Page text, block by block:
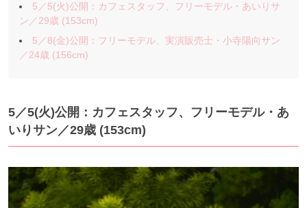
5／5(火)公開：カフェスタッフ、フリーモデル・あいりサ
ン／29歳 (153cm)
5／8(金)公開：フリーモデル、実演販売士・小寺陽向サン
／24歳 (156cm)
5／5(火)公開：カフェスタッフ、フリーモデル・あ
いりサン ／29歳 (153cm)